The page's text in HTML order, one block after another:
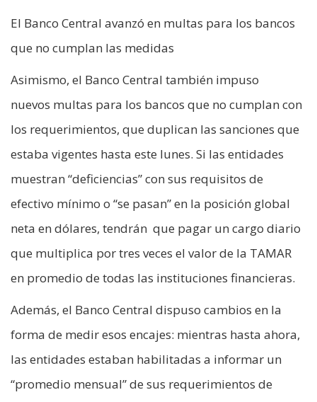
El Banco Central avanzó en multas para los bancos
que no cumplan las medidas
Asimismo, el Banco Central también impuso
nuevos multas para los bancos que no cumplan con
los requerimientos, que duplican las sanciones que
estaba vigentes hasta este lunes. Si las entidades
muestran “deficiencias” con sus requisitos de
efectivo mínimo o “se pasan” en la posición global
neta en dólares, tendrán que pagar un cargo diario
que multiplica por tres veces el valor de la TAMAR
en promedio de todas las instituciones financieras.
Además, el Banco Central dispuso cambios en la
forma de medir esos encajes: mientras hasta ahora,
las entidades estaban habilitadas a informar un
“promedio mensual” de sus requerimientos de